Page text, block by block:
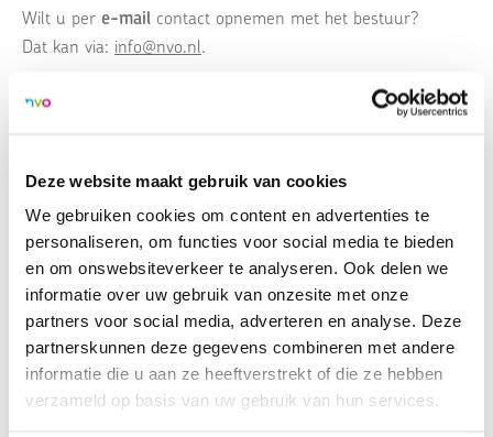
Deze website maakt gebruik van cookies
We gebruiken cookies om content en advertenties te
personaliseren, om functies voor social media te bieden
en om onswebsiteverkeer te analyseren. Ook delen we
informatie over uw gebruik van onzesite met onze
partners voor social media, adverteren en analyse. Deze
partnerskunnen deze gegevens combineren met andere
informatie die u aan ze heeftverstrekt of die ze hebben
verzameld op basis van uw gebruik van hun services.
Missie en visie
Organisatie
Wilt u per e-mail contact opnemen met het bestuur?
Dat kan via: info@nvo.nl.
Code goed bestuur PDF - 201 KB